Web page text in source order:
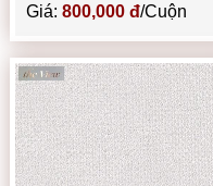
Giá:800,000 đ/Cuộn